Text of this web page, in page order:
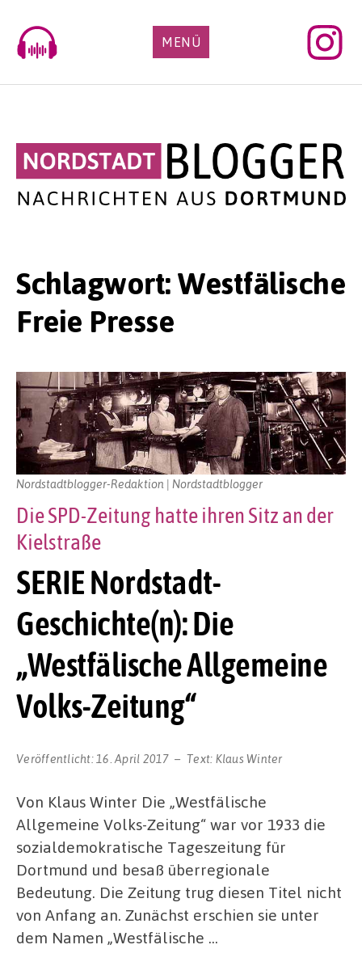
content
MENÜ
Schlagwort:Westfälische
Freie Presse
SERIE Nordstadt-
Geschichte(n): Die
„Westfälische Allgemeine
Volks-Zeitung“
Die SPD-Zeitung hatte ihren Sitz an der
Kielstraße
Veröffentlicht: 16. April 2017 Text: Klaus Winter
Nordstadtblogger-Redaktion | Nordstadtblogger
Von Klaus Winter Die „Westfälische
Allgemeine Volks-Zeitung“ war vor 1933 die
sozialdemokratische Tageszeitung für
Dortmund und besaß überregionale
Bedeutung. Die Zeitung trug diesen Titel nicht
von Anfang an. Zunächst erschien sie unter
dem Namen „Westfälische …